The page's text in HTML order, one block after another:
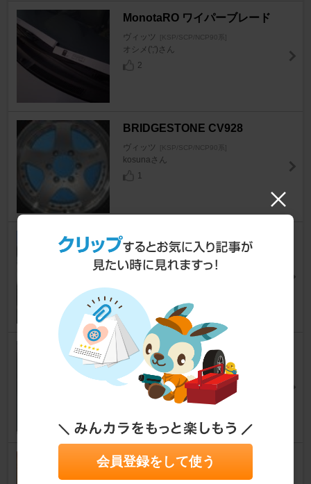
MonotaRO ワイパーブレード
ヴィッツ [KSP/SCP/NCP90系]
オシメ(';')さん
2
BRIDGESTONE CV928
ヴィッツ [KSP/SCP/NCP90系]
kosunaさん
1
ENKEI Racing RPF1
ヴィッツ [KSP/SCP/NCP90系]
tack-βさん
トヨタ(純正) 革巻きステアリン
ヴィッツ [KSP/SCP/NCP90系]
オシメ(';')さん
MAQs 直巻スプリング
ヴィッツ [KSP/SCP/NCP90系]
会員登録をして使う